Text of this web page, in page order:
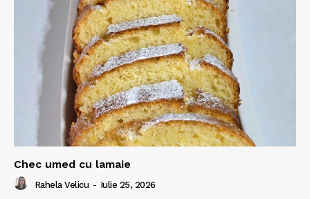
Chec umed cu lamaie
Rahela Velicu - Iulie 25, 2026